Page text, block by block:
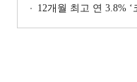
12개월 최고 연 3.8% ‘코드K자유적금